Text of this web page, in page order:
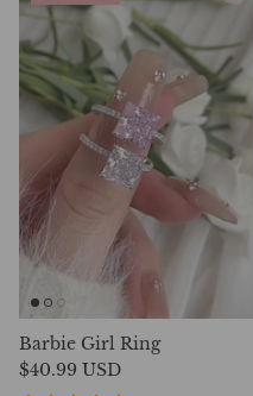
Barbie Girl Ring
$40.99 USD